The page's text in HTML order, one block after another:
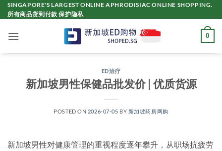
Skip
to
SINGAPORE'S LARGEST ONLINE APHRODISIAC ONLINE SHOPPING.
所有商品货到付款 保护隐私
0
ED治疗
新加坡男性保健品批发价 | 优质货源
POSTED ON 2026-07-05 BY 新加坡药房网购
新加坡男性对健康管理的重视程度逐年攀升，从职场抗疲劳